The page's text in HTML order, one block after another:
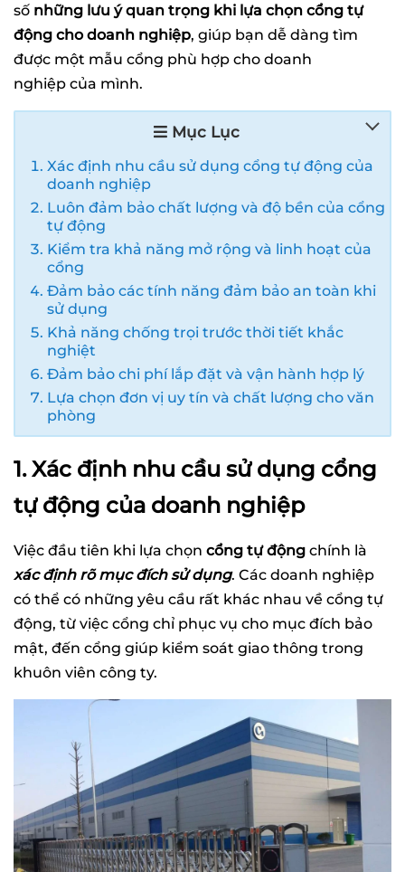
số những lưu ý quan trọng khi lựa chọn cổng tự
động cho doanh nghiệp, giúp bạn dễ dàng tìm
được một mẫu cổng phù hợp cho doanh
nghiệp của mình.
Mục Lục
Xác định nhu cầu sử dụng cổng tự động của
doanh nghiệp
Luôn đảm bảo chất lượng và độ bền của cổng
tự động
Kiểm tra khả năng mở rộng và linh hoạt của
cổng
Đảm bảo các tính năng đảm bảo an toàn khi
sử dụng
Khả năng chống trọi trước thời tiết khắc
nghiệt
Đảm bảo chi phí lắp đặt và vận hành hợp lý
Lựa chọn đơn vị uy tín và chất lượng cho văn
phòng
1. Xác định nhu cầu sử dụng cổng
tự động của doanh nghiệp
Việc đầu tiên khi lựa chọn cổng tự động chính là
xác định rõ mục đích sử dụng. Các doanh nghiệp
có thể có những yêu cầu rất khác nhau về cổng tự
động, từ việc cổng chỉ phục vụ cho mục đích bảo
mật, đến cổng giúp kiểm soát giao thông trong
khuôn viên công ty.